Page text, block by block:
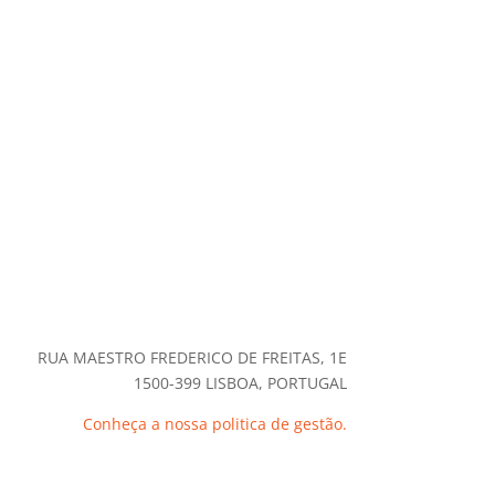
RUA MAESTRO FREDERICO DE FREITAS, 1E
1500-399 LISBOA, PORTUGAL
Conheça a nossa politica de gestão.